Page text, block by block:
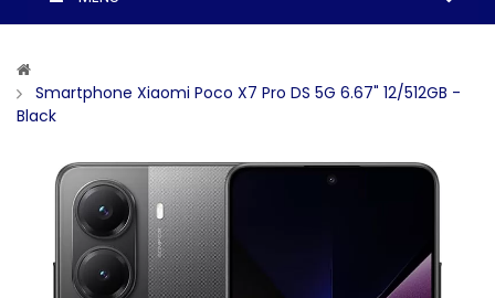
Smartphone Xiaomi Poco X7 Pro DS 5G 6.67" 12/512GB -
Black